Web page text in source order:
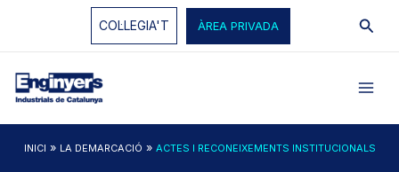
COL·LEGIA'T ÀREA PRIVADA
INICI » LA DEMARCACIÓ » ACTES I RECONEIXEMENTS INSTITUCIONALS